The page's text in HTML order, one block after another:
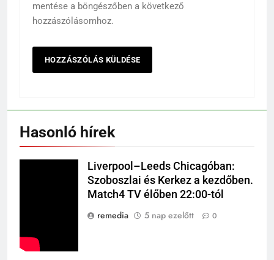
mentése a böngészőben a következő
hozzászólásomhoz.
Hasonló hírek
Liverpool–Leeds Chicagóban:
Szoboszlai és Kerkez a kezdőben.
Match4 TV élőben 22:00-tól
remedia
5 nap ezelőtt 0